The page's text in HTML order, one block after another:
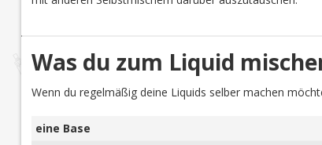
Was du zum Liquid
Wenn du regelmäßig deine Liquids selber machen
eine Base